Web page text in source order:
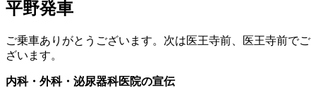
平野発車
ご乗車ありがとうございます。次は医王寺前、医王寺前でご
ざいます。
内科・外科・泌尿器科医院の宣伝